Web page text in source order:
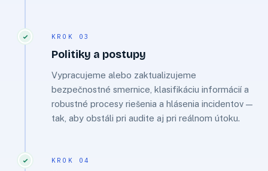
KROK 03
Politiky a postupy
Vypracujeme alebo zaktualizujeme
bezpečnostné smernice, klasifikáciu informácií a
robustné procesy riešenia a hlásenia incidentov —
tak, aby obstáli pri audite aj pri reálnom útoku.
KROK 04